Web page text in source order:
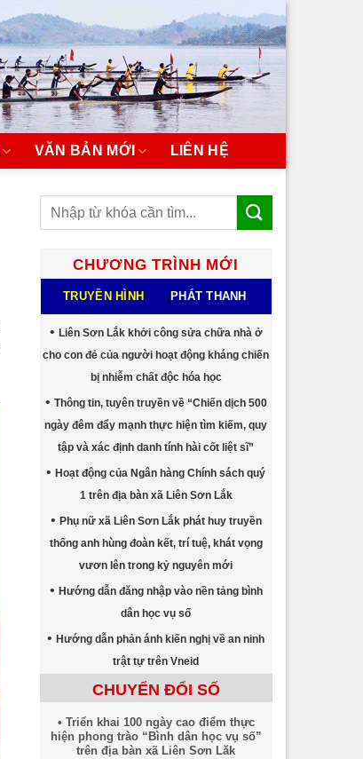
VĂN BẢN MỚI LIÊN HỆ
CHƯƠNG TRÌNH MỚI
TRUYỀN HÌNH PHÁT THANH
Liên Sơn Lắk khởi công sửa chữa nhà ở
cho con đẻ của người hoạt động kháng chiến
bị nhiễm chất độc hóa học
Thông tin, tuyên truyền về “Chiến dịch 500
ngày đêm đẩy mạnh thực hiện tìm kiếm, quy
tập và xác định danh tính hài cốt liệt sĩ”
Hoạt động của Ngân hàng Chính sách quý
1 trên địa bàn xã Liên Sơn Lắk
Phụ nữ xã Liên Sơn Lắk phát huy truyền
thống anh hùng đoàn kết, trí tuệ, khát vọng
vươn lên trong kỷ nguyên mới
Hướng dẫn đăng nhập vào nền tảng bình
dân học vụ số
Hướng dẫn phản ánh kiến nghị về an ninh
trật tự trên Vneid
CHUYỂN ĐỔI SỐ
Triển khai 100 ngày cao điểm thực
hiện phong trào “Bình dân học vụ số”
trên địa bàn xã Liên Sơn Lăk